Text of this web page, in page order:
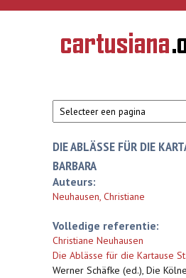
Overslaan en naar de inhoud gaan
Geschiedenis
van de
DIE ABLÄSSE FÜR DIE
BARBARA
Auteurs:
Neuhausen, Christiane
Volledige referentie:
Christiane Neuhausen
Die Ablässe für die Kartause
Werner Schäfke (ed.), Die